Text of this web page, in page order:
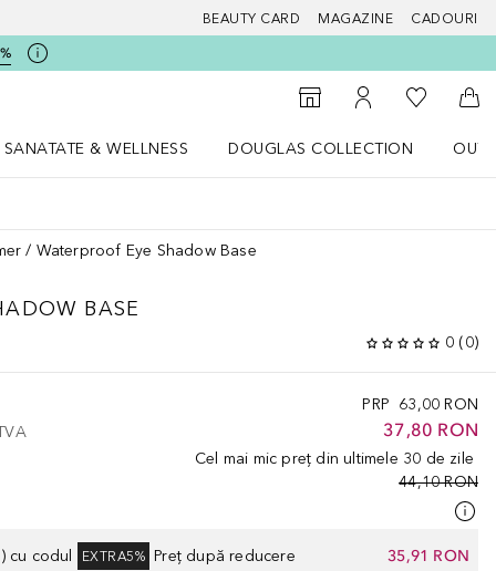
BEAUTY CARD MAGAZINE CADOURI
Către Găsire magazin
Către Contul meu
Către
SANATATE & WELLNESS
DOUGLAS COLLECTION
Waterproof Eye Shadow Base
BASE
0 (0)
PRP 63,00 RON
37,80 RON
Cel mai mic preț din ultimele 30 de zile
44,10 RON
cu codul EXTRA5% Preț după reducere 35,91 RON